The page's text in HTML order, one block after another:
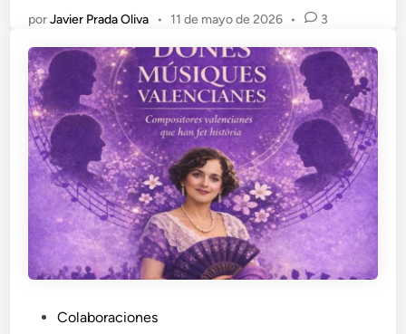
porJavier Prada Oliva • 11 de mayo de 2026 • 3
Colaboraciones